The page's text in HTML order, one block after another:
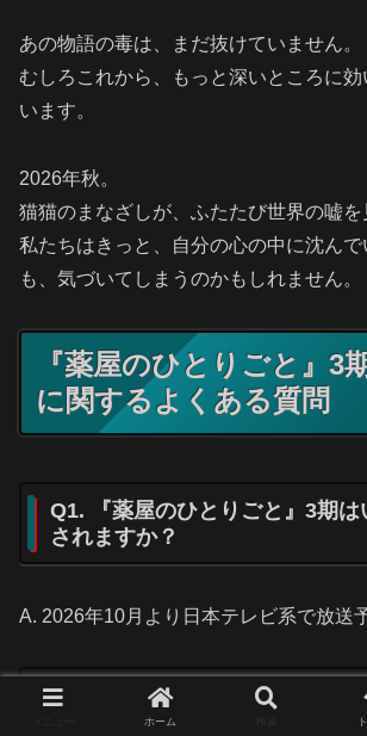
あの物語の毒は、まだ抜けていません。
むしろこれから、もっと深いところに
います。
2026年秋。
猫猫のまなざしが、ふたたび世界の嘘を
私たちはきっと、自分の心の中に沈んで
も、気づいてしまうのかもしれません。
『薬屋のひとりごと』3
に関するよくある質問
Q1. 『薬屋のひとりごと』3期は
されますか？
A. 2026年10月より日本テレビ系で放送
Q2. 『薬屋のひとりごと』3期は
ホーム